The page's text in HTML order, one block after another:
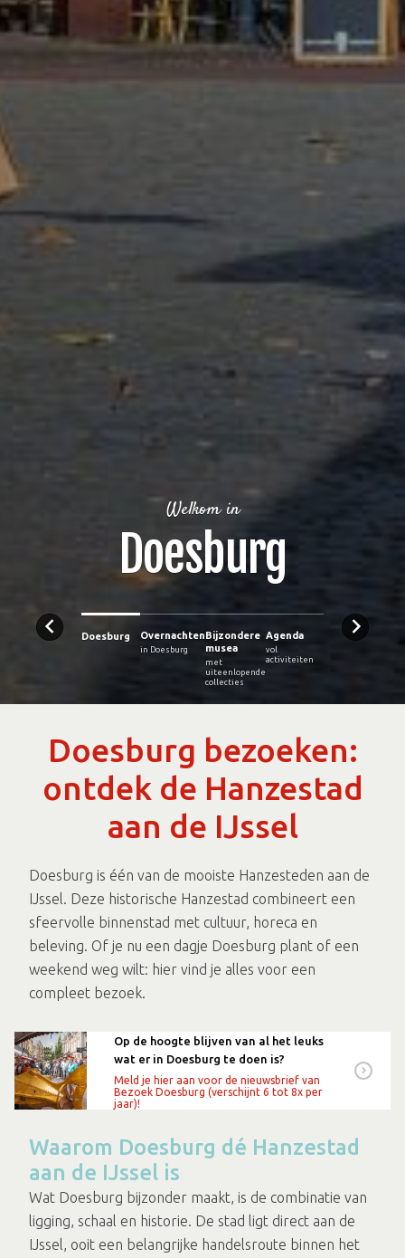
Doesburg Overnachten
in Doesburg
Bijzondere
musea
met
uiteenlopende
collecties
Agenda
vol
activiteiten
Welkom in
Doesburg
Doesburg bezoeken:
ontdek de Hanzestad
aan de IJssel
Doesburg is één van de mooiste Hanzesteden aan de
IJssel. Deze historische Hanzestad combineert een
sfeervolle binnenstad met cultuur, horeca en
beleving. Of je nu een dagje Doesburg plant of een
weekend weg wilt: hier vind je alles voor een
compleet bezoek.
Op de hoogte blijven van al het leuks
wat er in Doesburg te doen is?
Meld je hier aan voor de nieuwsbrief van
Bezoek Doesburg (verschijnt 6 tot 8x per
jaar)!
Waarom Doesburg dé Hanzestad
aan de IJssel is
Wat Doesburg bijzonder maakt, is de combinatie van
ligging, schaal en historie. De stad ligt direct aan de
IJssel, ooit een belangrijke handelsroute binnen het